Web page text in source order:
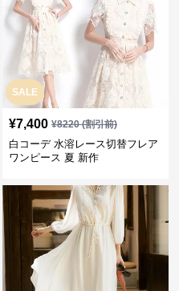
SALE
¥7,400 ¥8220(割引前)
白コーデ 水溶レース切替フレア
ワンピース 夏 新作